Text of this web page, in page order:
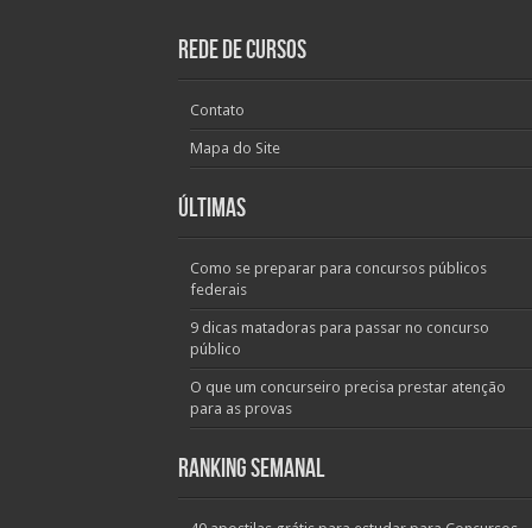
Rede de Cursos
Contato
Mapa do Site
Últimas
Como se preparar para concursos públicos
federais
9 dicas matadoras para passar no concurso
público
O que um concurseiro precisa prestar atenção
para as provas
Ranking Semanal